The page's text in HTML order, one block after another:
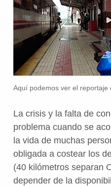
Aquí podemos ver el reportaje
La crisis y la falta de
problema cuando se
la vida de muchas
obligada a costear los
(40 kilómetros separan
depender de la